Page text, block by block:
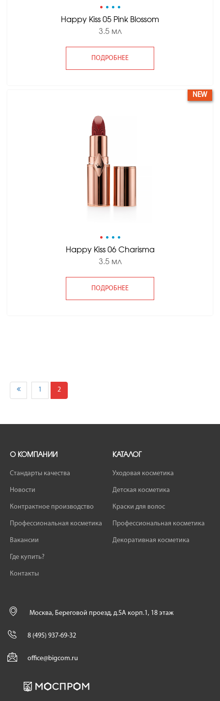
• • • •
Happy Kiss 05 Pink Blossom
3.5 мл
ПОДРОБНЕЕ
• • • •
Happy Kiss 06 Charisma
3.5 мл
ПОДРОБНЕЕ
NEW
1 2
О КОМПАНИИ
Стандарты качества
Новости
Контрактное производство
Профессиональная косметика
Вакансии
Где купить?
Контакты
КАТАЛОГ
Уходовая косметика
Детская косметика
Краски для волос
Профессиональная косметика
Декоративная косметика
Москва, Береговой проезд, д.5А корп.1, 18 этаж
8 (495) 937-69-32
office@bigcom.ru